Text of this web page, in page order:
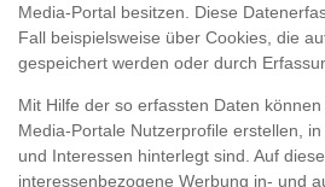
Media-Portal besitzen. Diese
Fall beispielsweise über Cookies, die
gespeichert werden oder durch
Mit Hilfe der so erfassten Daten
Media-Portale Nutzerprofile erstellen,
und Interessen hinterlegt sind. Auf
interessenbezogene Werbung in- und